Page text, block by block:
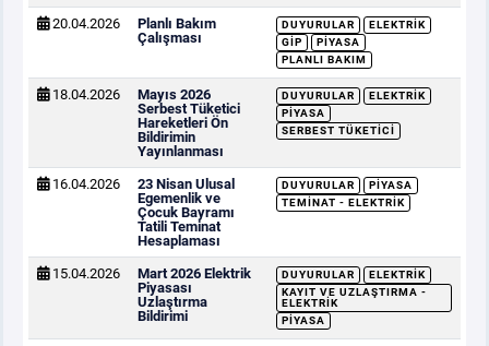
20.04.2026
Planlı Bakım
Çalışması
DUYURULAR
ELEKTRIK
GİP
PIYASA
PLANLI BAKIM
18.04.2026
Mayıs 2026
Serbest Tüketici
Hareketleri Ön
Bildirimin
Yayınlanması
DUYURULAR
ELEKTRIK
PIYASA
SERBEST TÜKETICI
16.04.2026
23 Nisan Ulusal
Egemenlik ve
Çocuk Bayramı
Tatili Teminat
Hesaplaması
DUYURULAR
PIYASA
TEMINAT - ELEKTRIK
15.04.2026
Mart 2026 Elektrik
Piyasası
Uzlaştırma
Bildirimi
DUYURULAR
ELEKTRIK
KAYIT VE UZLAŞTIRMA -
ELEKTRIK
PIYASA